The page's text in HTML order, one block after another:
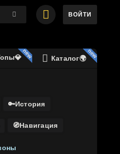
ВОЙТИ
Каталог🌍
🔑История
🧭Навигация